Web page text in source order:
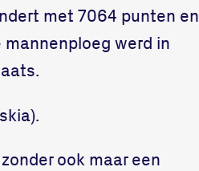
met 7064 punten en
werd in
ook maar een